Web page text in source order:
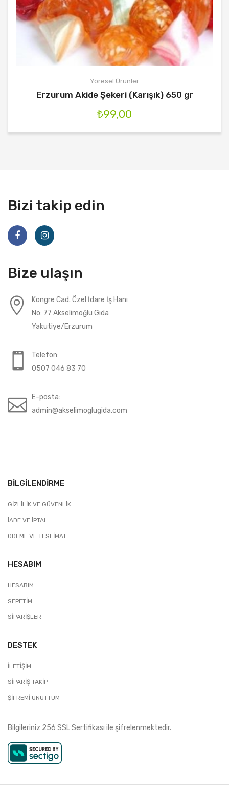
Yöresel Ürünler
Erzurum Akide Şekeri (Karışık) 650 gr
₺99,00
Bizi takip edin
Bize ulaşın
Kongre Cad. Özel İdare İş Hanı
No: 77 Akselimoğlu Gıda
Yakutiye/Erzurum
Telefon:
0507 046 83 70
E-posta:
admin@akselimoglugida.com
BILGILENDIRME
GIZLILIK VE GÜVENLIK
İADE VE İPTAL
ÖDEME VE TESLIMAT
HESABIM
HESABIM
SEPETIM
SIPARIŞLER
DESTEK
İLETIŞIM
SIPARIŞ TAKIP
ŞIFREMI UNUTTUM
Bilgileriniz 256 SSL Sertifikası ile şifrelenmektedir.